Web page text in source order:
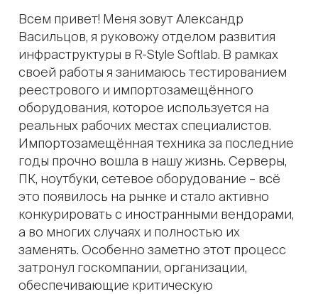
Всем привет! Меня зовут Александр
Васильцов, я руковожу отделом развития
инфраструктуры в R-Style Softlab. В рамках
своей работы я занимаюсь тестированием
реестрового и импортозамещённого
оборудования, которое используется на
реальных рабочих местах специалистов.
Импортозамещённая техника за последние
годы прочно вошла в нашу жизнь. Серверы,
ПК, ноутбуки, сетевое оборудование – всё
это появилось на рынке и стало активно
конкурировать с иностранными вендорами,
а во многих случаях и полностью их
заменять. Особенно заметно этот процесс
затронул госкомпании, организации,
обеспечивающие критическую